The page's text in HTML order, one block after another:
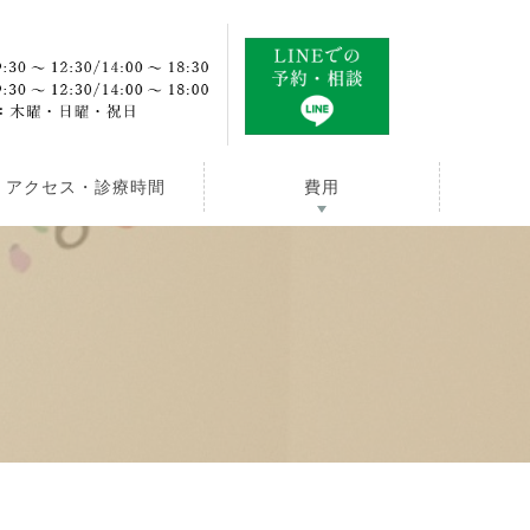
アクセス・診療時間 費用